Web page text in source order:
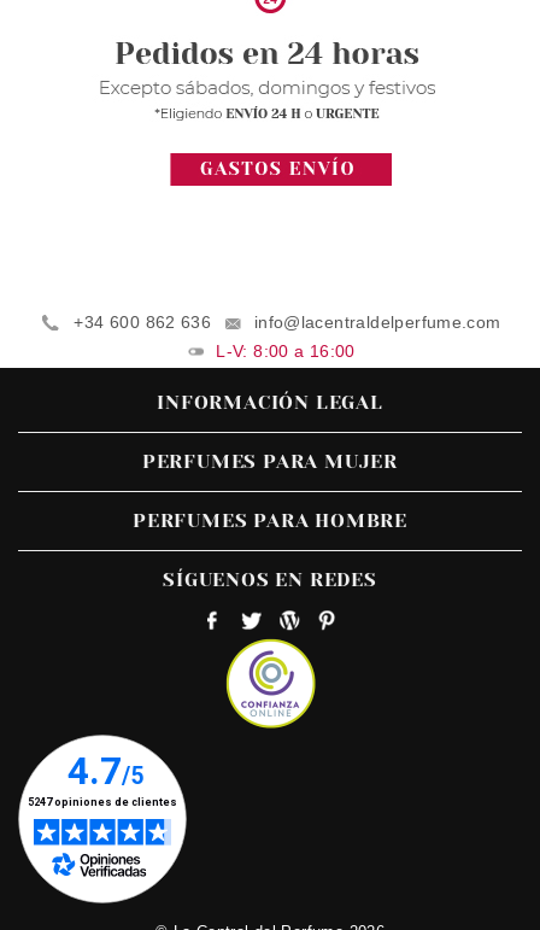
+34 600 862 636
info@lacentraldelperfume.com
L-V: 8:00 a 16:00
INFORMACIÓN LEGAL
PERFUMES PARA MUJER
PERFUMES PARA HOMBRE
SÍGUENOS EN REDES